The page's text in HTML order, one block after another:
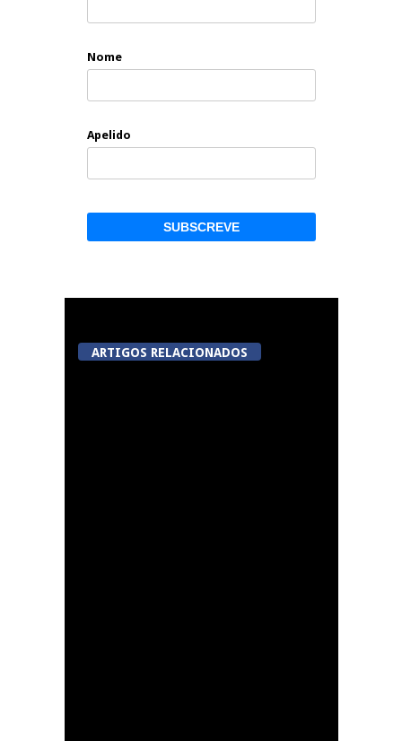
Nome
Apelido
ARTIGOS RELACIONADOS